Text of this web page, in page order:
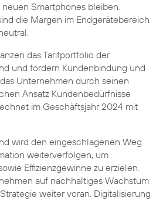
Smartphones bleiben.
die Margen im Endgerätebereich
das Tarifportfolio der
und fördern Kundenbindung und
Unternehmen durch seinen
Ansatz Kundenbedürfnisse
im Geschäftsjahr 2024 mit
wird den eingeschlagenen Weg
weiterverfolgen, um
Effizienzgewinne zu erzielen.
auf nachhaltiges Wachstum
weiter voran. Digitalisierung